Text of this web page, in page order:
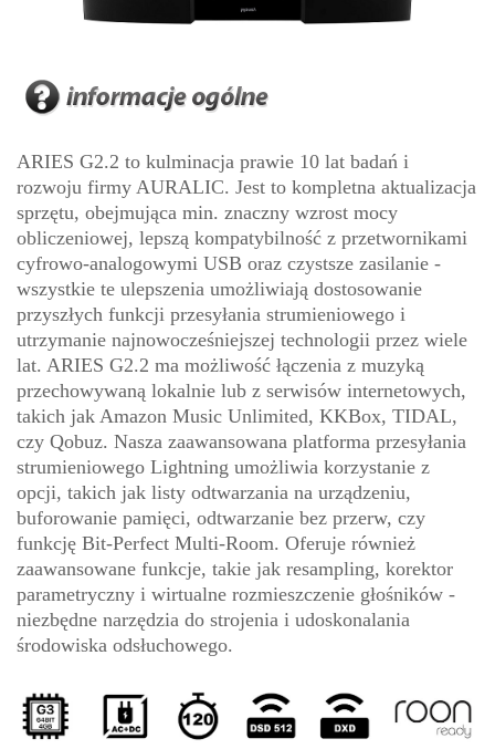
ARIES G2.2 to kulminacja prawie 10 lat badań i
rozwoju firmy AURALIC. Jest to kompletna aktualizacja
sprzętu, obejmująca min. znaczny wzrost mocy
obliczeniowej, lepszą kompatybilność z przetwornikami
cyfrowo-analogowymi USB oraz czystsze zasilanie -
wszystkie te ulepszenia umożliwiają dostosowanie
przyszłych funkcji przesyłania strumieniowego i
utrzymanie najnowocześniejszej technologii przez wiele
lat. ARIES G2.2 ma możliwość łączenia z muzyką
przechowywaną lokalnie lub z serwisów internetowych,
takich jak Amazon Music Unlimited, KKBox, TIDAL,
czy Qobuz. Nasza zaawansowana platforma przesyłania
strumieniowego Lightning umożliwia korzystanie z
opcji, takich jak listy odtwarzania na urządzeniu,
buforowanie pamięci, odtwarzanie bez przerw, czy
funkcję Bit-Perfect Multi-Room. Oferuje również
zaawansowane funkcje, takie jak resampling, korektor
parametryczny i wirtualne rozmieszczenie głośników -
niezbędne narzędzia do strojenia i udoskonalania
środowiska odsłuchowego.